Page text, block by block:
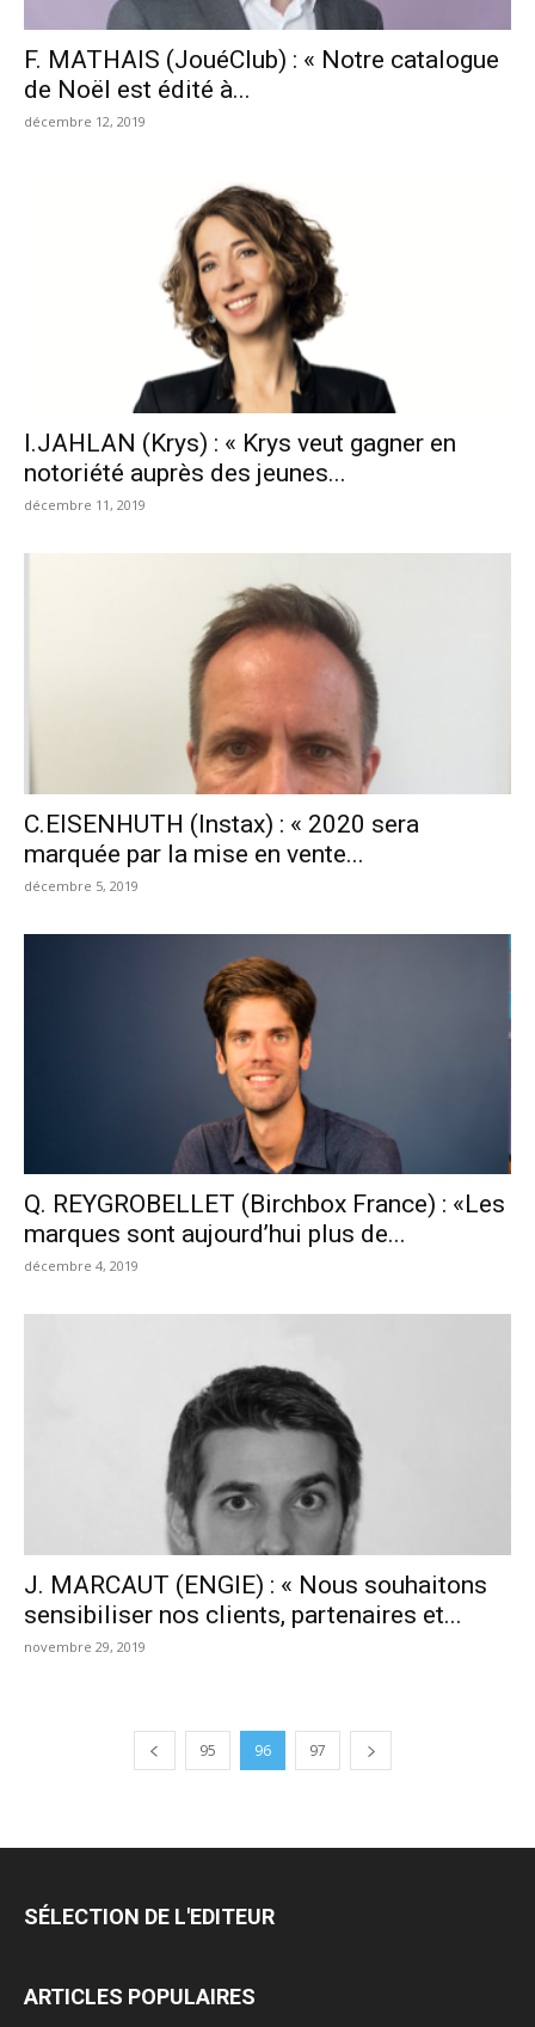
F. MATHAIS (JouéClub) : « Notre catalogue
de Noël est édité à...
décembre 12, 2019
I.JAHLAN (Krys) : « Krys veut gagner en
notoriété auprès des jeunes...
décembre 11, 2019
C.EISENHUTH (Instax) : « 2020 sera
marquée par la mise en vente...
décembre 5, 2019
Q. REYGROBELLET (Birchbox France) : «Les
marques sont aujourd’hui plus de...
décembre 4, 2019
J. MARCAUT (ENGIE) : « Nous souhaitons
sensibiliser nos clients, partenaires et...
novembre 29, 2019
95 96 97
SÉLECTION DE L'EDITEUR
ARTICLES POPULAIRES